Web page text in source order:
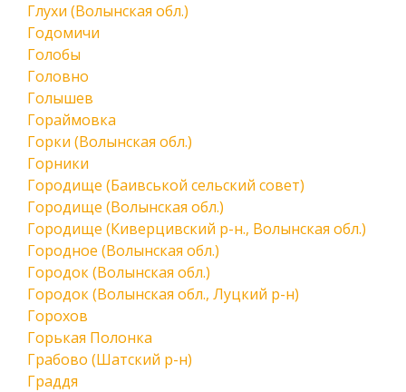
Глухи (Волынская обл.)
Годомичи
Голобы
Головно
Голышев
Гораймовка
Горки (Волынская обл.)
Горники
Городище (Баивськой сельский совет)
Городище (Волынская обл.)
Городище (Киверцивский р-н., Волынская обл.)
Городное (Волынская обл.)
Городок (Волынская обл.)
Городок (Волынская обл., Луцкий р-н)
Горохов
Горькая Полонка
Грабово (Шатский р-н)
Граддя